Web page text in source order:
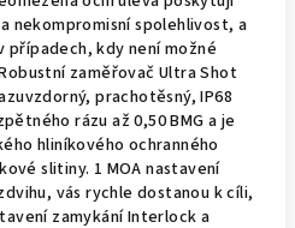
nekompromisní spolehlivost, a
kdy není možné
zaměřovač Ultra Shot
prachotěsný, IP68
rázu až 0,50 BMG a je
hliníkového ochranného
slitiny. 1 MOA nastavení
vás rychle dostanou k cíli,
zamykání Interlock a